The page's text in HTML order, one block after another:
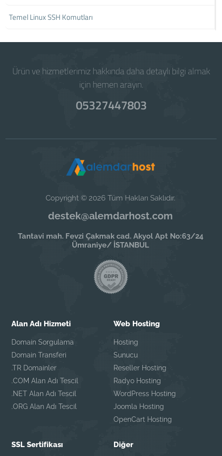
Temel Linux SSH Komutları
Ürün ve hizmetlerimiz hakkında daha detaylı bilgi almak
için hemen arayın.
05327447803
Copyright © 2026 Tüm Hakları Saklıdır.
destek@alemdarhost.com
Tantavi mah. Fevzi Çakmak cad. Akyol Apt No:63/24
Ümraniye/ İSTANBUL
Alan Adı Hizmeti
Domain Sorgulama
Domain Transferi
.TR Domainler
.COM Alan Adı Tescil
.NET Alan Adı Tescil
.ORG Alan Adı Tescil
Web Hosting
Hosting
Sunucu
Reseller Hosting
Radyo Hosting
WordPress Hosting
Joomla Hosting
OpenCart Hosting
SSL Sertifikası Diğer